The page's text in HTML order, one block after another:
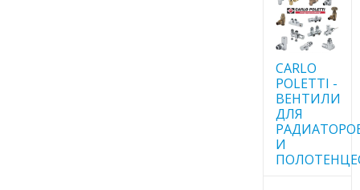
CARLO
POLETTI -
ВЕНТИЛИ
ДЛЯ
И